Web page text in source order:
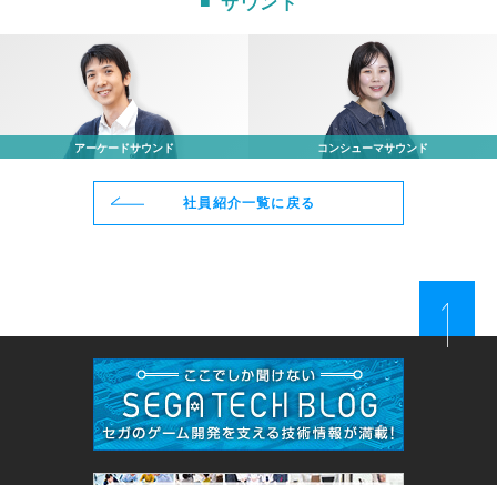
アーケードサウンド コンシューマサウンド
社員紹介一覧に戻る